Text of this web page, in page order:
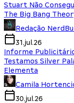
Stuart Não
The Big Bang
Redação
31.jul.26
Informe
Testamos Silver
Elementa
Camila
30.jul.26